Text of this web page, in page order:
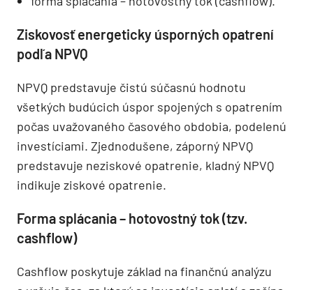
Ziskovosť energeticky úsporných opatrení
podľa NPVQ
NPVQ predstavuje čistú súčasnú hodnotu
všetkých budúcich úspor spojených s opatrením
počas uvažovaného časového obdobia, podelenú
investíciami. Zjednodušene, záporný NPVQ
predstavuje neziskové opatrenie, kladný NPVQ
indikuje ziskové opatrenie.
Forma splácania – hotovostný tok (tzv.
cashflow)
Cashflow poskytuje základ na finančnú analýzu